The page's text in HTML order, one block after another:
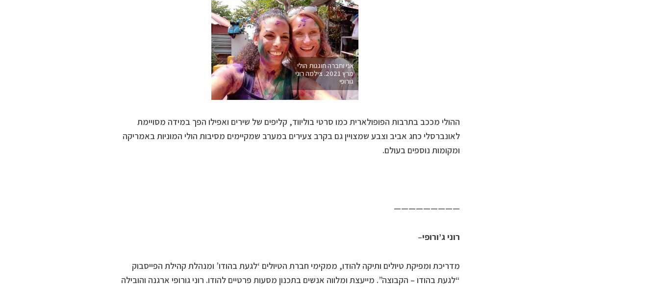
אני וחברה חוגגות הולי
מרץ 2021. צילמה רוני
גורופי
ההולי מככב בתרבות הפופולארית כמו סרטי בוליווד, קליפים של שירים ואפילו הפך במידה מסויימת
לאונברסלי כחג אביב וצבע שמצויין גם בקרב צעירים במערב שמקיימים מסיבות הולי המוניות באמריקה
ומקומות נוספים בעולם.
—————————
רוני ג’ורופי–
מדריכת ומפיקת טיולים ותיקה להודו, ממקימי חברת הטיולים ‘לגעת בהודו’ ומנהלת קהילת הפייסבוק
“לגעת בהודו – הקבוצה”. מייעצת ומלווה אנשים בתכנון מסעות פרטיים להודו. רוני גורופי ארגנה והובילה